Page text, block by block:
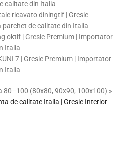
80–100 (80x80, 90x90, 100x100) »
de calitate Italia | Gresie Interior